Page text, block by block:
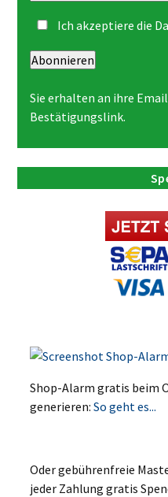
Ich akzeptiere die
Abonnieren
Sie erhalten an ihre
Bestätigungslink.
Shop-Alarm gratis beim
generieren:So geht es...
Oder gebührenfreie
jeder Zahlung gratis